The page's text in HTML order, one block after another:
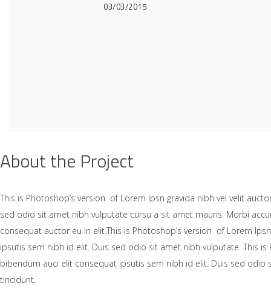
03/03/2015
About the Project
This is Photoshop’s version of Lorem Ipsn gravida nibh vel velit
sed odio sit amet nibh vulputate cursu a sit amet mauris. Morbi
consequat auctor eu in elit.This is Photoshop’s version of Lorem
ipsutis sem nibh id elit. Duis sed odio sit amet nibh vulputate. This
bibendum auci elit consequat ipsutis sem nibh id elit. Duis sed
tincidunt.